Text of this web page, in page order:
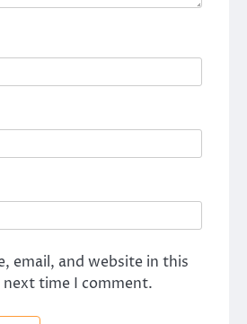
email, and website in this
time I comment.